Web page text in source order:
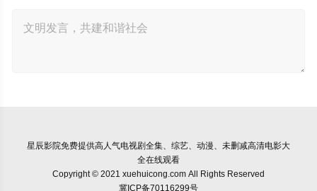
星辰影院免费提供高人气电视剧全集、综艺、动漫、未删减高清电影大
全在线观看
Copyright © 2021 xuehuicong.com All Rights Reserved
冀ICP备70116299号